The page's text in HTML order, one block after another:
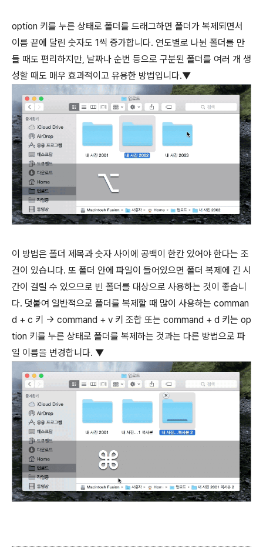
option 키를 누른 상태로 폴더를 드래그하면 폴더가 복제되면서
이름 끝에 달린 숫자도 1씩 증가합니다. 연도별로 나뉜 폴더를 만
들 때도 편리하지만, 날짜나 순번 등으로 구분된 폴더를 여러 개 생
성할 때도 매우 효과적이고 유용한 방법입니다.▼
이 방법은 폴더 제목과 숫자 사이에 공백이 한칸 있어야 한다는 조
건이 있습니다. 또 폴더 안에 파일이 들어있으면 폴더 복제에 긴 시
간이 걸릴 수 있으므로 빈 폴더를 대상으로 사용하는 것이 좋습니
다. 덧붙여 일반적으로 폴더를 복제할 때 많이 사용하는 comman
d + c 키 → command + v 키 조합 또는 command + d 키는 op
tion 키를 누른 상태로 폴더를 복제하는 것과는 다른 방법으로 파
일 이름을 변경합니다. ▼